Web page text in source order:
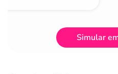
Simular